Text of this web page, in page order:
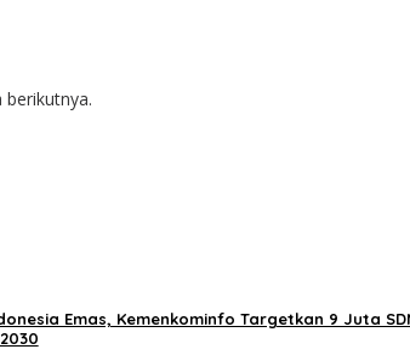
Emas, Kemenkominfo Targetkan 9 Juta